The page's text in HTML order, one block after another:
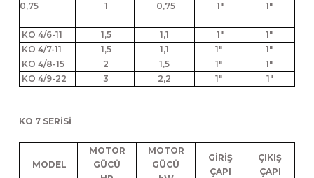
0,75
1 0,75 1" 1"
KO 4/6-11 1,5 1,1 1"
1"
KO 4/7-11
1,5 1,1 1"
1"
KO 4/8-15
2 1,5 1"
1"
KO 4/9-22
3 2,2 1" 1"
KO 7 SERİSİ
MODEL
MOTOR
GÜCÜ
MOTOR
GÜCÜ
GİRİŞ
ÇAPI
ÇIKIŞ
ÇAPI